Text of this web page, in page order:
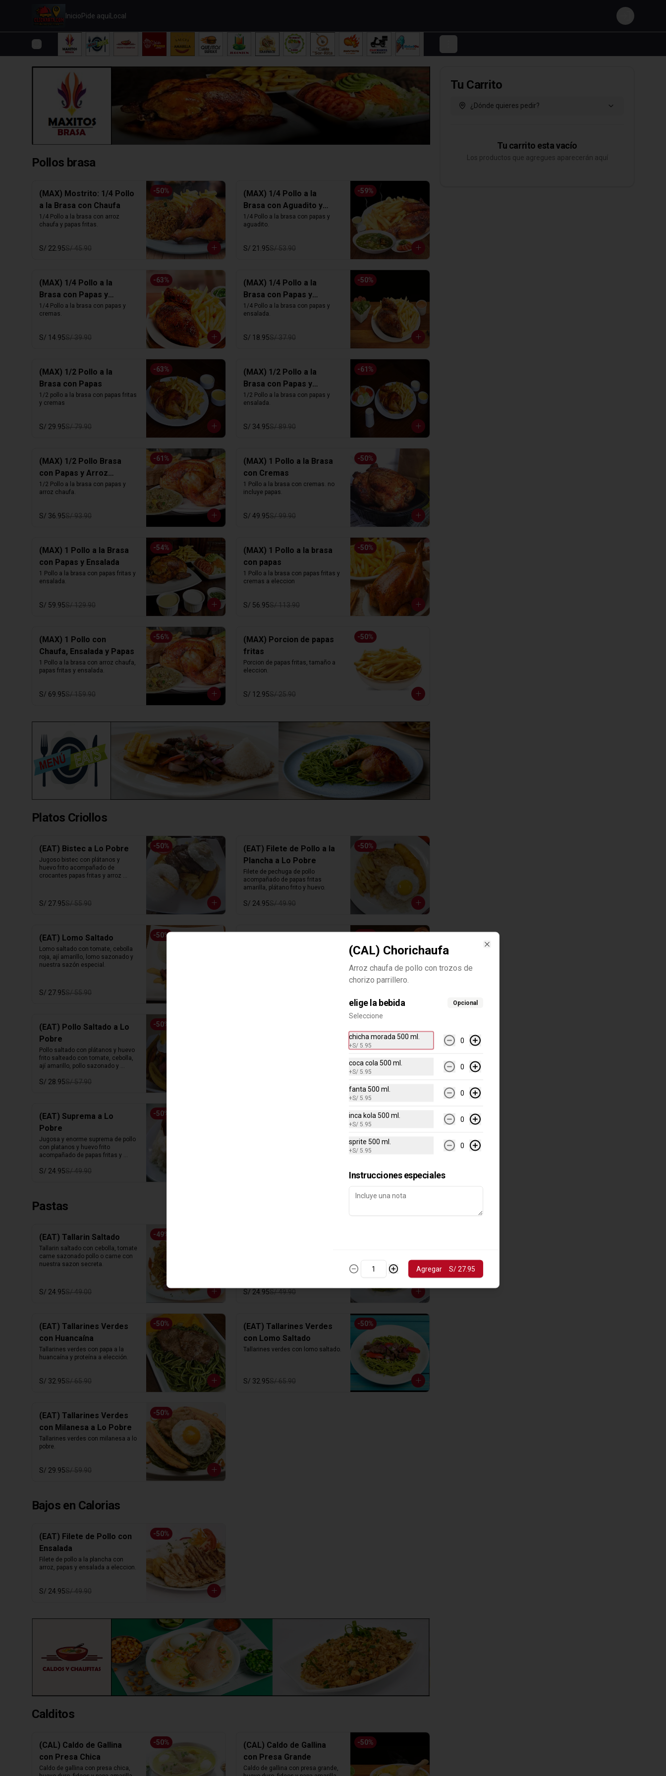
InicioPide aquíLocal
Login
Pollos brasa
-50%
(MAX) Mostrito: 1/4 Pollo
a la Brasa con Chaufa
1/4 Pollo a la brasa con arroz
chaufa y papas fritas.
S/ 22.95S/ 45.90
-59%
(MAX) 1/4 Pollo a la
Brasa con Aguadito y
Papas fritas
1/4 Pollo a la brasa con papas y
aguadito.
S/ 21.95S/ 53.90
-63%
(MAX) 1/4 Pollo a la
Brasa con Papas y
Cremas
1/4 Pollo a la brasa con papas y
cremas.
S/ 14.95S/ 39.90
-50%
(MAX) 1/4 Pollo a la
Brasa con Papas y
Ensalada
1/4 Pollo a la brasa con papas y
ensalada.
S/ 18.95S/ 37.90
-63%
(MAX) 1/2 Pollo a la
Brasa con Papas
1/2 pollo a la brasa con papas fritas
y cremas
S/ 29.95S/ 79.90
-61 %
(MAX) 1/2 Pollo a la
Brasa con Papas y
Ensalada
1/2 Pollo a la brasa con papas y
ensalada.
S/ 34.95S/ 89.90
-61 %
(MAX) 1/2 Pollo Brasa
con Papas y Arroz
Chaufa
1/2 Pollo a la brasa con papas y
arroz chaufa.
S/ 36.95S/ 93.90
-50%
(MAX) 1 Pollo a la Brasa
con Cremas
1 Pollo a la brasa con cremas. no
incluye papas.
S/ 49.95S/ 99.90
-54%
(MAX) 1 Pollo a la Brasa
con Papas y Ensalada
1 Pollo a la brasa con papas fritas y
ensalada.
S/ 59.95S/ 129.90
-50%
(MAX) 1 Pollo a la brasa
con papas
1 Pollo a la brasa con papas fritas y
cremas a eleccion
S/ 56.95S/ 113.90
-56%
(MAX) 1 Pollo con
Chaufa, Ensalada y Papas
1 Pollo a la brasa con arroz chaufa,
papas fritas y ensalada.
S/ 69.95S/ 159.90
-50%
(MAX) Porcion de papas
fritas
Porcion de papas fritas, tamaño a
eleccion.
S/ 12.95S/ 25.90
Platos Criollos
-50%
(EAT) Bistec a Lo Pobre
Jugoso bistec con plátanos y
huevo frito acompañado de
crocantes papas fritas y arroz
S/ 27.95S/ 55.90
-50%
(EAT) Filete de Pollo a la
Plancha a Lo Pobre
Filete de pechuga de pollo
acompañado de papas fritas
amarilla, plátano frito y huevo.
S/ 24.95S/ 49.90
-50%
(EAT) Lomo Saltado
Lomo saltado con tomate, cebolla
roja, ají amarillo, lomo sazonado y
nuestra sazón especial.
S/ 27.95S/ 55.90
-50%
-50%
(EAT) Pollo Saltado a Lo
Pobre
Pollo saltado con plátanos y huevo
frito salteado con tomate, cebolla,
ají amarillo, pollo sazonado y
S/ 28.95S/ 57.90
-50%
(EAT) Suprema a Lo
Pobre
Jugosa y enorme suprema de pollo
con platanos y huevo frito
acompañado de papas fritas y
S/ 24.95S/ 49.90
Pastas
-49%
(EAT) Tallarin Saltado
Tallarin saltado con cebolla, tomate
carne sazonado pollo o carne con
nuestra sazon secreta.
S/ 24.95S/ 49.00 S/ 24.95S/ 49.90
-50%
(EAT) Tallarines Verdes
con Huancaína
Tallarines verdes con papa a la
huancaína y proteína a elección.
S/ 32.95S/ 65.90
-50%
(EAT) Tallarines Verdes
con Lomo Saltado
Tallarines verdes con lomo saltado.
S/ 32.95S/ 65.90
-50%
(EAT) Tallarines Verdes
con Milanesa a Lo Pobre
Tallarines verdes con milanesa a lo
pobre.
S/ 29.95S/ 59.90
Bajos en Calorias
-50%
(EAT) Filete de Pollo con
Ensalada
Filete de pollo a la plancha con
arroz, papas y ensalada a eleccion.
S/ 24.95S/ 49.90
Calditos
-50%
(CAL) Caldo de Gallina
con Presa Chica
Caldo de gallina con presa chica,
-50%
(CAL) Caldo de Gallina
con Presa Grande
Caldo de gallina con presa grande,
Tu Carrito
¿Dónde quieres pedir?
Tu carrito esta vacío
Los productos que agregues aparecerán aquí
(CAL) Chorichaufa
Arroz chaufa de pollo con trozos de
chorizo parrillero.
elige la bebida Opcional
Seleccione
chicha morada 500 ml.
+S/ 5.95
0
coca cola 500 ml.
+S/ 5.95
0
fanta 500 ml.
+S/ 5.95
0
inca kola 500 ml.
+S/ 5.95
0
sprite 500 ml.
+S/ 5.95
0
Instrucciones especiales
Agregar S/ 27.95